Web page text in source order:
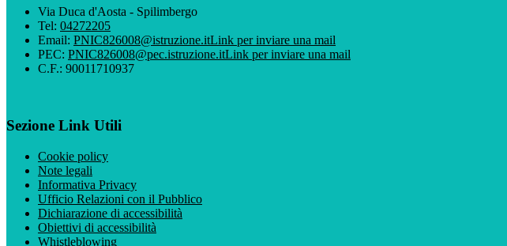
Via Duca d'Aosta - Spilimbergo
Tel: 04272205
Email: PNIC826008@istruzione.itLink per inviare una mail
PEC: PNIC826008@pec.istruzione.itLink per inviare una mail
C.F.: 90011710937
Sezione Link Utili
Cookie policy
Note legali
Informativa Privacy
Ufficio Relazioni con il Pubblico
Dichiarazione di accessibilità
Obiettivi di accessibilità
Whistleblowing